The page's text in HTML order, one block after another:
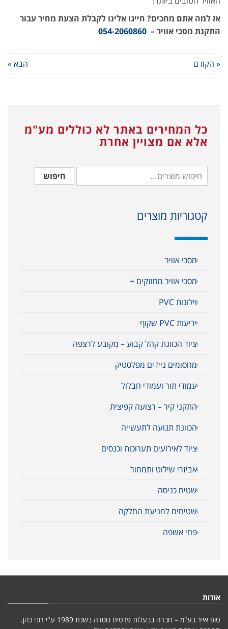
אז למה אתם מחכים? חייגו אלינו לקבלת הצעת מחיר עבור
התקנת מסכי אוויר – 054-2060860
« הקודם הבא »
כל המחירים באתר לא כוללים מע"מ
אלא אם מצויין אחרת
חיפוש
קטגוריות מוצרים
מסכי אוויר
מסכי אוויר מחוזקים +
וילונות PVC
יריעות PVC שקוף
ציוד הכוונת קהל קבוע – מקובע לרצפה
מחסומים ניידים מפלסטיק
עמודי תור ועמודי חבלול
התקני קיר – רצועה קפיצית
הכוונת תנועה לתעשייה
ציוד לאירועים תערוכות וכנסים
אביזרי שילוט ותמחור
שטיח כניסה
שטיחים למניעת החלקה
פחי אשפה
אודות
טופ אייר בע"מ – חברה בבעלות פרטית נוסדה בשנת 1989 ע"י רוני כהן.